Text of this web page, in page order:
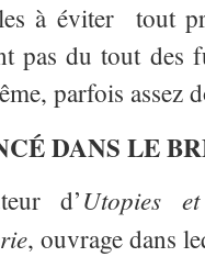
à éviter tout
pas du tout des
parfois assez
DANS LE
d’Utopies
, ouvrage dans